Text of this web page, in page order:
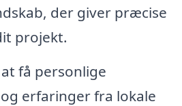
der giver præcise
projekt.
få personlige
erfaringer fra lokale